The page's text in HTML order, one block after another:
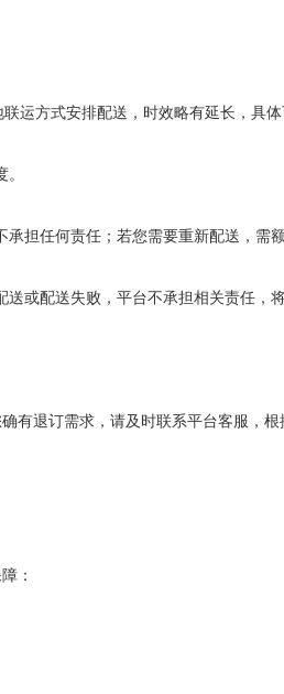
运方式安排配送，时效略有延长，具体
担任何责任；若您需要重新配送，需
或配送失败，平台不承担相关责任，
退订需求，请及时联系平台客服，
：